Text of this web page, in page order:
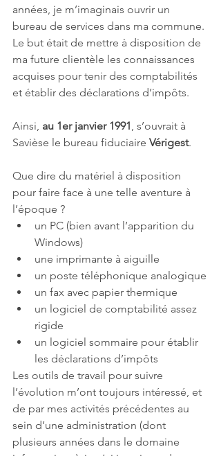
années, je m’imaginais ouvrir un
bureau de services dans ma commune.
Le but était de mettre à disposition de
ma future clientèle les connaissances
acquises pour tenir des comptabilités
et établir des déclarations d’impôts.
Ainsi, au 1er janvier 1991, s’ouvrait à
Savièse le bureau fiduciaire Vérigest.
Que dire du matériel à disposition
pour faire face à une telle aventure à
l’époque ?
un PC (bien avant l’apparition du
Windows)
une imprimante à aiguille
un poste téléphonique analogique
un fax avec papier thermique
un logiciel de comptabilité assez
rigide
un logiciel sommaire pour établir
les déclarations d’impôts
Les outils de travail pour suivre
l’évolution m’ont toujours intéressé, et
de par mes activités précédentes au
sein d’une administration (dont
plusieurs années dans le domaine